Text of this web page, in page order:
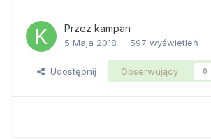
Przez kampan
5 Maja 2018 597 wyświetleń
Udostępnij Obserwujący 0